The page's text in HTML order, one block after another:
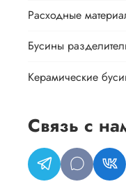
Расходные
Бусины
Керамические
Связь с